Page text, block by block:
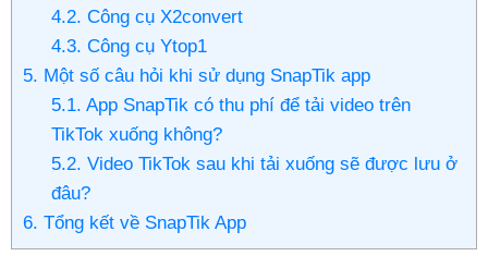
4.2. Công cụ X2convert
4.3. Công cụ Ytop1
5. Một số câu hỏi khi sử dụng SnapTik app
5.1. App SnapTik có thu phí để tải video trên
TikTok xuống không?
5.2. Video TikTok sau khi tải xuống sẽ được lưu ở
đâu?
6. Tổng kết về SnapTik App